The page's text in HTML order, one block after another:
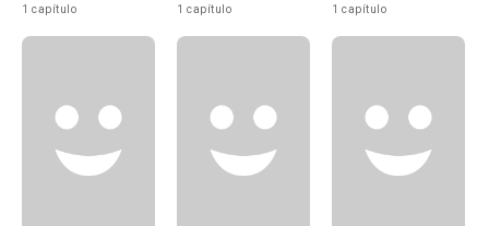
1 capítulo
1 capítulo
1 capítulo